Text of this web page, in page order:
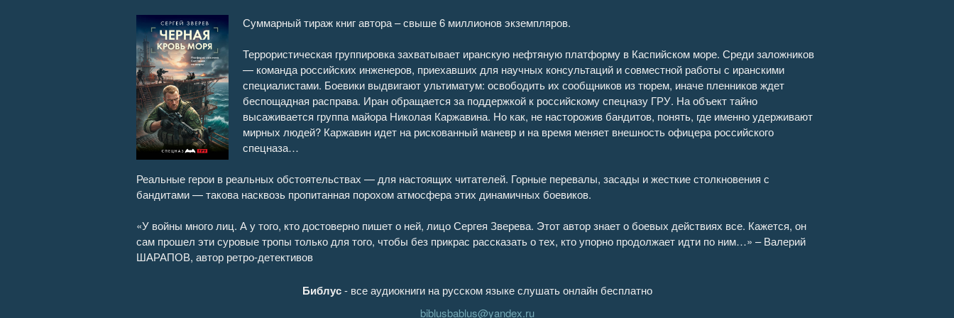
Суммарный тираж книг автора – свыше 6 миллионов экземпляров.
Террористическая группировка захватывает иранскую нефтяную платформу в Каспийском море. Среди заложников
— команда российских инженеров, приехавших для научных консультаций и совместной работы с иранскими
специалистами. Боевики выдвигают ультиматум: освободить их сообщников из тюрем, иначе пленников ждет
беспощадная расправа. Иран обращается за поддержкой к российскому спецназу ГРУ. На объект тайно
высаживается группа майора Николая Каржавина. Но как, не насторожив бандитов, понять, где именно удерживают
мирных людей? Каржавин идет на рискованный маневр и на время меняет внешность офицера российского
спецназа…
Реальные герои в реальных обстоятельствах — для настоящих читателей. Горные перевалы, засады и жесткие столкновения с
бандитами — такова насквозь пропитанная порохом атмосфера этих динамичных боевиков.
«У войны много лиц. А у того, кто достоверно пишет о ней, лицо Сергея Зверева. Этот автор знает о боевых действиях все. Кажется, он
сам прошел эти суровые тропы только для того, чтобы без прикрас рассказать о тех, кто упорно продолжает идти по ним…» – Валерий
ШАРАПОВ, автор ретро-детективов
Библус- все аудиокниги на русском языке слушать онлайн бесплатно
biblusbablus@yandex.ru